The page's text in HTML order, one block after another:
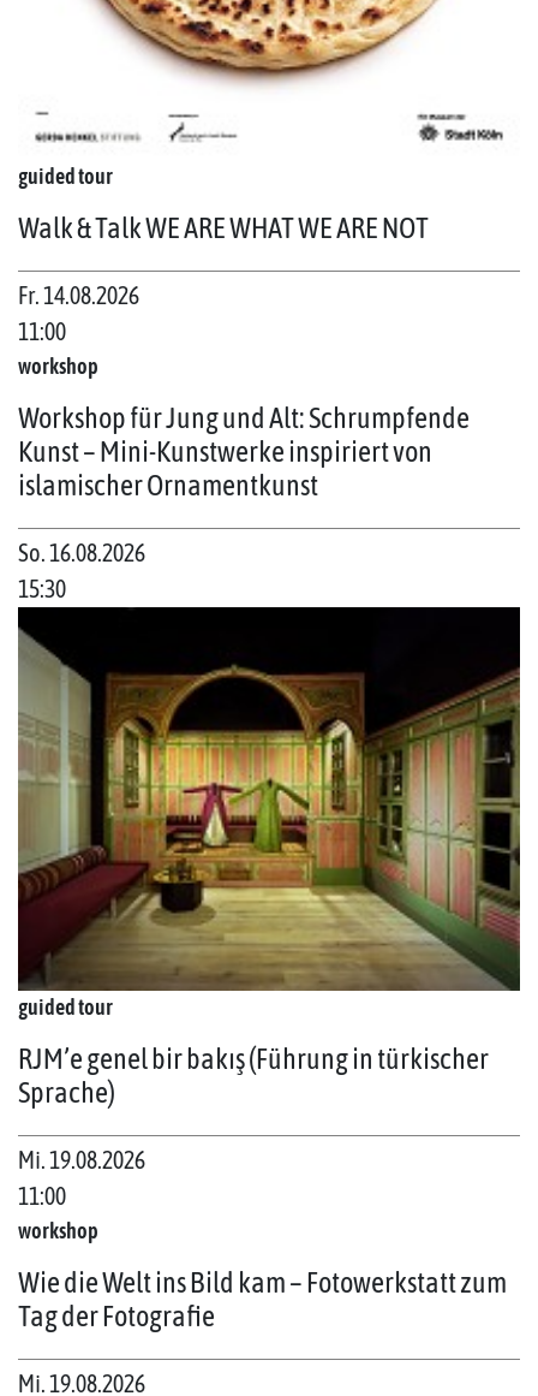
guided tour
Walk & Talk WE ARE WHAT WE ARE NOT
Fr. 14.08.2026
11:00
workshop
Workshop für Jung und Alt: Schrumpfende
Kunst – Mini-Kunstwerke inspiriert von
islamischer Ornamentkunst
So. 16.08.2026
15:30
guided tour
RJM’e genel bir bakış (Führung in türkischer
Sprache)
Mi. 19.08.2026
11:00
workshop
Wie die Welt ins Bild kam – Fotowerkstatt zum
Tag der Fotografie
Mi. 19.08.2026